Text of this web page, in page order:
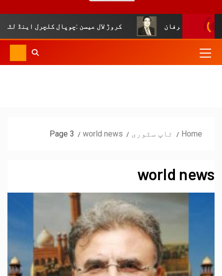
کروڑ لال عیسن :چوپال کلچرل اینڈ لٹریری فورم دی سلور
Home ٹاپ سٹوری world news
Page 3
world news